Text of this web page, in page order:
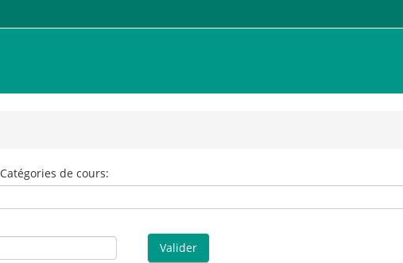
Catégories de cours:
Valider